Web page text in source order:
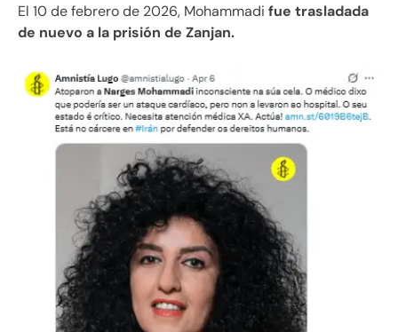
El 10 de febrero de 2026, Mohammadi fue trasladada
de nuevo a la prisión de Zanjan.